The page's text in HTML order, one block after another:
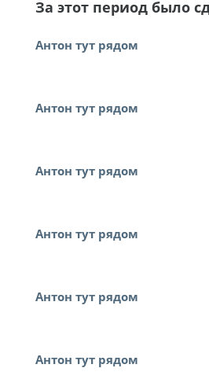
За этот период было
Антон тут рядом
Антон тут рядом
Антон тут рядом
Антон тут рядом
Антон тут рядом
Антон тут рядом